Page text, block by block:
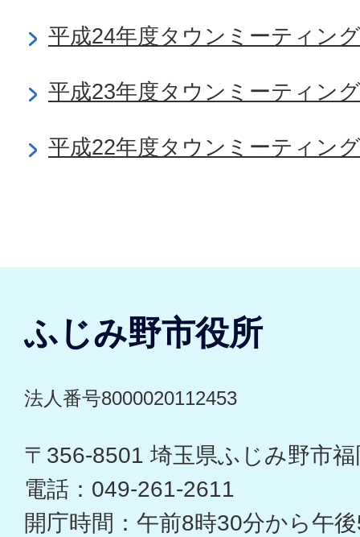
平成24年度タウンミーティング
平成23年度タウンミーティング
平成22年度タウンミーティング
ふじみ野市役所
法人番号8000020112453
〒356-8501 埼玉県ふじみ野市
電話：049-261-2611
開庁時間：午前8時30分から午